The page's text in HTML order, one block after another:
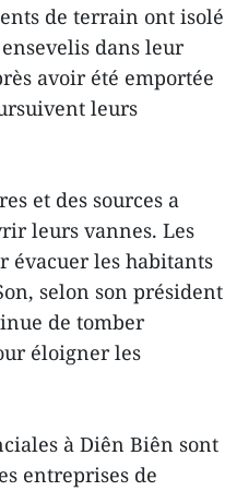
de terrain ont isolé
dans leur
avoir été emportée
leurs
et des sources a
leurs vannes. Les
évacuer les habitants
selon son président
de tomber
éloigner les
à Diên Biên sont
entreprises de